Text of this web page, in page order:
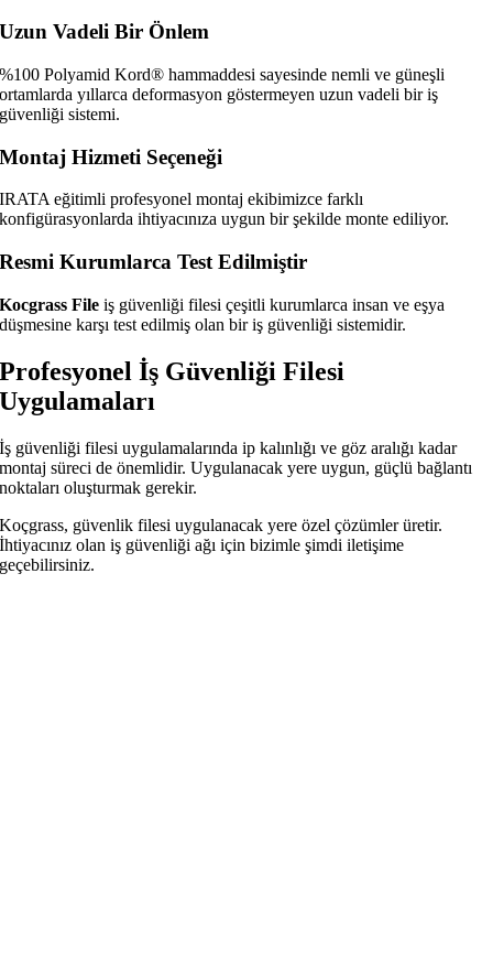
Uzun Vadeli Bir Önlem
%100 Polyamid Kord® hammaddesi sayesinde nemli ve güneşli
ortamlarda yıllarca deformasyon göstermeyen uzun vadeli bir iş
güvenliği sistemi.
Montaj Hizmeti Seçeneği
IRATA eğitimli profesyonel montaj ekibimizce farklı
konfigürasyonlarda ihtiyacınıza uygun bir şekilde monte ediliyor.
Resmi Kurumlarca Test Edilmiştir
Kocgrass File iş güvenliği filesi çeşitli kurumlarca insan ve eşya
düşmesine karşı test edilmiş olan bir iş güvenliği sistemidir.
Profesyonel İş Güvenliği Filesi
Uygulamaları
İş güvenliği filesi uygulamalarında ip kalınlığı ve göz aralığı kadar
montaj süreci de önemlidir. Uygulanacak yere uygun, güçlü bağlantı
noktaları oluşturmak gerekir.
Koçgrass, güvenlik filesi uygulanacak yere özel çözümler üretir.
İhtiyacınız olan iş güvenliği ağı için bizimle şimdi iletişime
geçebilirsiniz.